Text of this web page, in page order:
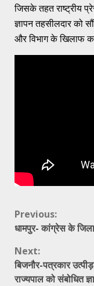
जिसके तहत राष्ट्रीय
ज्ञापन तहसीलदार को
और विभाग के खिलाफ
Continue
Reading
Previous:
धामपुर- कांग्रेस के
Next:
बिजनौर-पत्रकार
राज्यपाल को संबोधित